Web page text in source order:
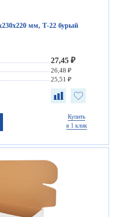
мм, Т-22 бурый
27,45 ₽
26,48 ₽
25,51 ₽
Купить
в 1 клик